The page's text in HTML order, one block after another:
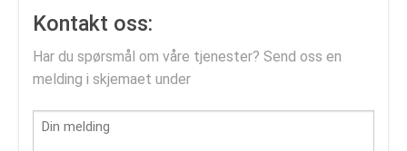
Kontakt oss:
Har du spørsmål om våre tjenester? Send oss en
melding i skjemaet under